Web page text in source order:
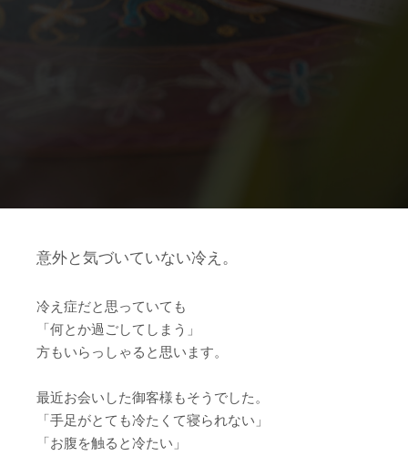
意外と気づいていない冷え。
冷え症だと思っていても
「何とか過ごしてしまう」
方もいらっしゃると思います。
最近お会いした御客様もそうでした。
「手足がとても冷たくて寝られない」
「お腹を触ると冷たい」